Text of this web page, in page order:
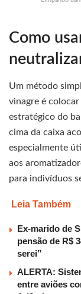
Como
Um método
vinagre é
estratégico do
cima da caixa
especialmente
aos
para indivíduos
Leia Também
Ex-marido de
pensão de R$
serei”
ALERTA:
entre aviões